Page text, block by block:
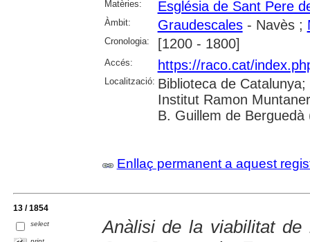
Matèries:
Església de Sant Pere
Àmbit: Graudescales- Navès ;
Cronologia: [1200 - 1800]
Accés: https://raco.cat/
Localització: Biblioteca de
Institut Ramon
B. Guillem de Berguedà
Enllaç permanent a aquest
13 / 1854
select
Anàlisi de la viabilitat de